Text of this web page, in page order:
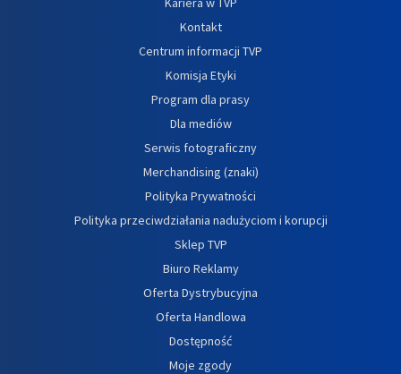
Kontakt
Centrum informacji TVP
Komisja Etyki
Program dla prasy
Dla mediów
Serwis fotograficzny
Merchandising (znaki)
Polityka Prywatności
Polityka przeciwdziałania nadużyciom i korupcji
Sklep TVP
Biuro Reklamy
Oferta Dystrybucyjna
Oferta Handlowa
Dostępność
Moje zgody